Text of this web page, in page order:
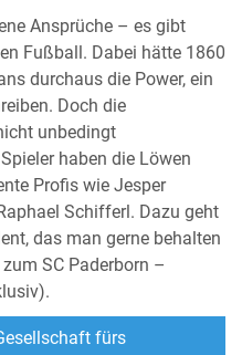
Ansprüche – es gibt
Fußball. Dabei hätte 1860
durchaus die Power, ein
Doch die
unbedingt
haben die Löwen
Profis wie Jesper
Schifferl. Dazu geht
das man gerne behalten
SC Paderborn –
fürs